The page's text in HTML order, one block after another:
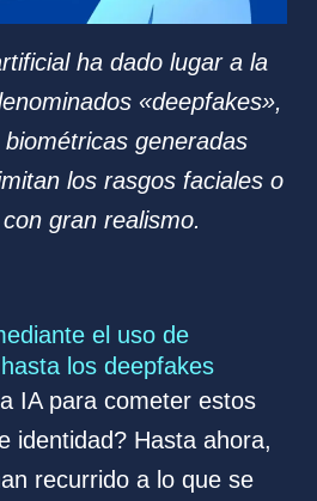
ha dado lugar a la
«deepfakes»,
generadas
los rasgos faciales o
gran realismo.
el uso de
los deepfakes
IA para cometer estos
identidad? Hasta ahora,
recurrido a lo que se